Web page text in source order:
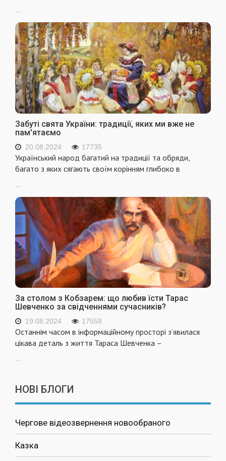
Забуті свята України: традиції, яких ми вже не
пам'ятаємо
20.08.2024 17735
Український народ багатий на традиції та обряди,
багато з яких сягають своїм корінням глибоко в
За столом з Кобзарем: що любив їсти Тарас
Шевченко за свідченнями сучасників?
19.08.2024 17558
Останнім часом в інформаційному просторі з’явилася
цікава деталь з життя Тараса Шевченка –
НОВІ БЛОГИ
Чергове відеозвернення новообраного
Казка